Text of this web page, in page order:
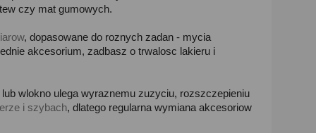
czy mat gumowych.
, dopasowane do roznych zadan - mycia
akcesorium, zadbasz o trwalosc lakieru i
wlokno ulega wyraznemu zuzyciu, rozszczepieniu
i szybach, dlatego regularna wymiana akcesoriow